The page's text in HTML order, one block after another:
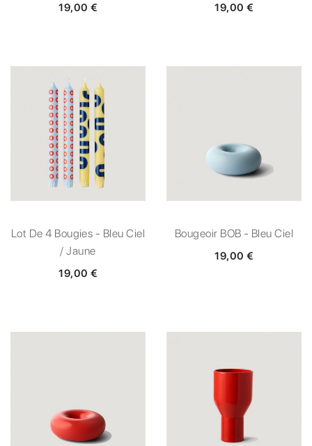
19,00 € 19,00 €
Lot De 4 Bougies - Bleu Ciel
/ Jaune
19,00 €
Bougeoir BOB - Bleu Ciel
19,00 €